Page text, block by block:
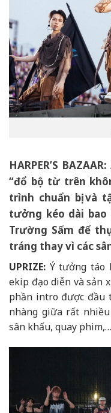
HARPER’S BAZAAR:
“đổ bộ từ trên
trình chuẩn bị và
tưởng kéo dài bao
Trường Sấm để
tráng thay vì các
UPRIZE: Ý tưởng táo
ekip đạo diễn và sản
phần intro được
nhàng giữa rất
sân khấu, quay phim,…